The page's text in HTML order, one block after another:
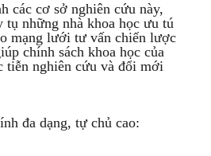
các cơ sở nghiên cứu này,
tụ những nhà khoa học ưu tú
mạng lưới tư vấn chiến lược
chính sách khoa học của
tiễn nghiên cứu và đổi mới
đa dạng, tự chủ cao: